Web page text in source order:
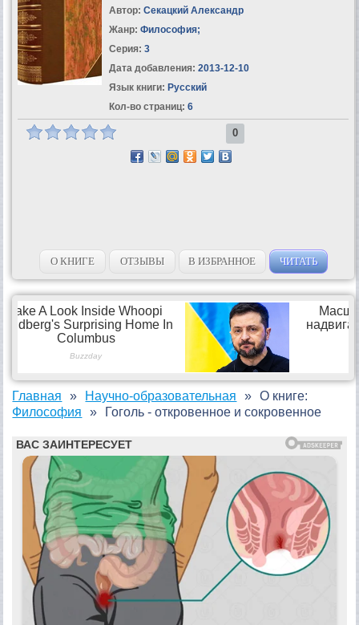
Автор: Секацкий Александр
Жанр: Философия;
Серия: 3
Дата добавления: 2013-12-10
Язык книги: Русский
Кол-во страниц: 6
0
О КНИГЕ ОТЗЫВЫ В ИЗБРАННОЕ ЧИТАТЬ
Главная
Научно-образовательная
Философия
О книге:
Гоголь - откровенное и сокровенное